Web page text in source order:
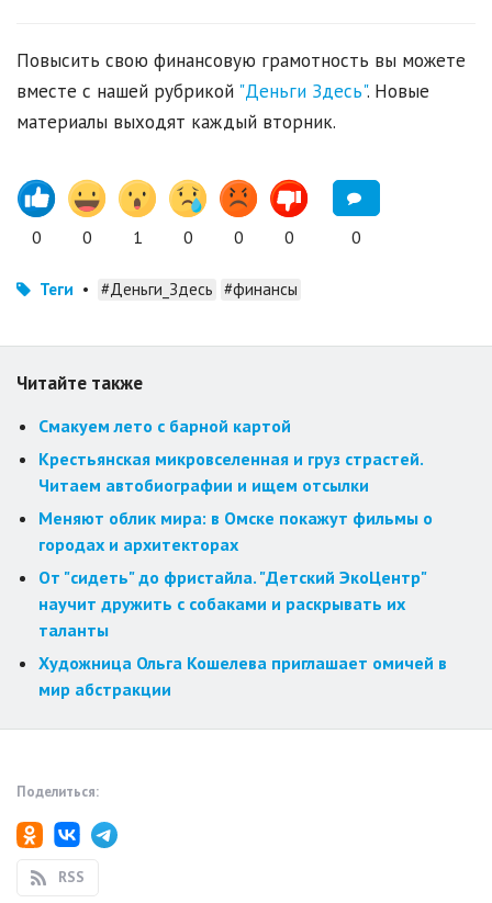
Повысить свою финансовую грамотность вы можете
вместе с нашей рубрикой "Деньги Здесь". Новые
материалы выходят каждый вторник.
0 0 1 0 0 0 0
Теги • #Деньги_Здесь #финансы
Читайте также
Смакуем лето с барной картой
Крестьянская микровселенная и груз страстей.
Читаем автобиографии и ищем отсылки
Меняют облик мира: в Омске покажут фильмы о
городах и архитекторах
От "сидеть" до фристайла. "Детский ЭкоЦентр"
научит дружить с собаками и раскрывать их
таланты
Художница Ольга Кошелева приглашает омичей в
мир абстракции
Поделиться:
RSS